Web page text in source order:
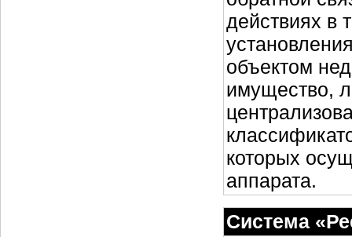
действиях в
объектом
имущество,
которых
аппарата.
Система